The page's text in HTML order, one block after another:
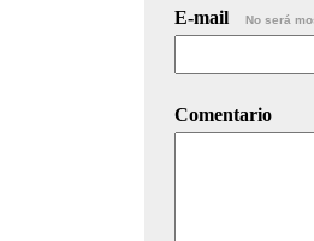
E-mail No será
Comentario